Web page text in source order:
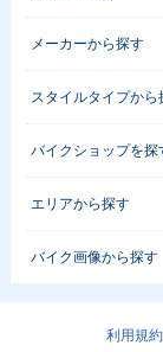
メーカーから探す
スタイルタイプから
バイクショップを探
エリアから探す
バイク画像から探す
利用規約